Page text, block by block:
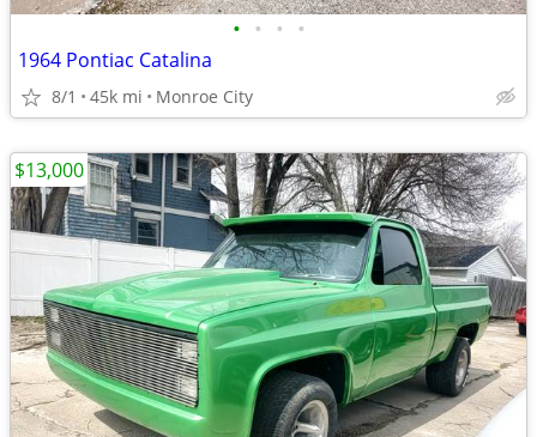
• • • •
1964 Pontiac Catalina
8/1 45k mi Monroe City
$13,000